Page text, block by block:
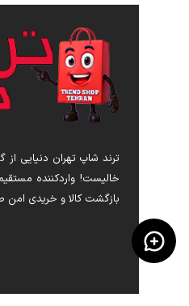
ترند شاپ تهران دنیایی
بازگشت کالا و خریدی امن